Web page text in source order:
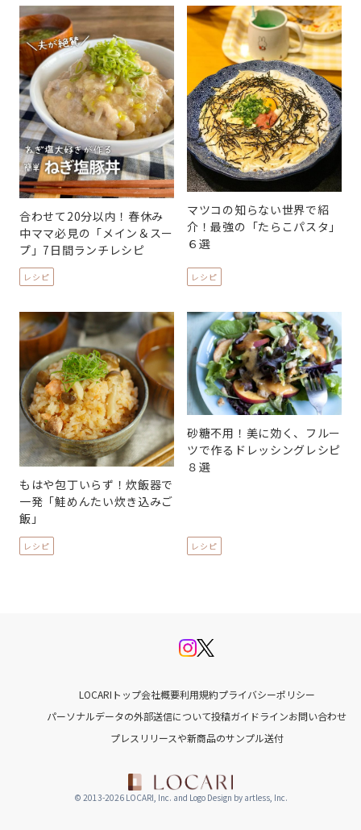
合わせて20分以内！春休み
中ママ必見の「メイン＆スー
プ」7日間ランチレシピ
レシピ
マツコの知らない世界で紹
介！最強の「たらこパスタ」
６選
レシピ
もはや包丁いらず！炊飯器で
一発「鮭めんたい炊き込みご
飯」
レシピ
砂糖不用！美に効く、フルー
ツで作るドレッシングレシピ
８選
レシピ
LOCARIトップ会社概要利用規約プライバシーポリシー
パーソナルデータの外部送信について投稿ガイドラインお問い合わせ
プレスリリースや新商品のサンプル送付
© 2013-2026 LOCARI, Inc. and Logo Design by artless, Inc.